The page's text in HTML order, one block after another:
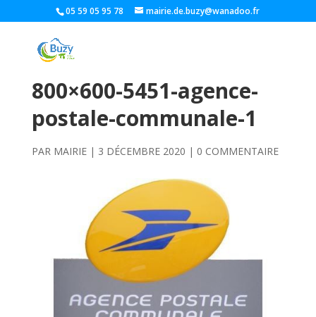
05 59 05 95 78 mairie.de.buzy@wanadoo.fr
800×600-5451-agence-
postale-communale-1
PAR MAIRIE| 3 DÉCEMBRE 2020 | 0 COMMENTAIRE